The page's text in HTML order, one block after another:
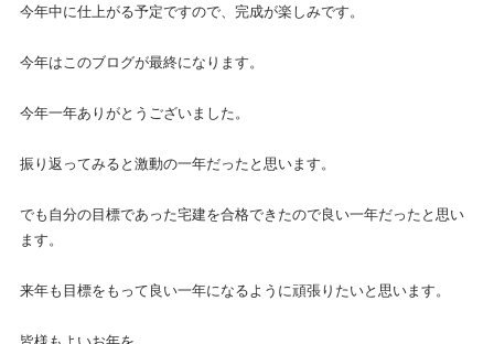
今年中に仕上がる予定ですので、完成が楽しみです。
今年はこのブログが最終になります。
今年一年ありがとうございました。
振り返ってみると激動の一年だったと思います。
でも自分の目標であった宅建を合格できたので良い一年だったと思い
ます。
来年も目標をもって良い一年になるように頑張りたいと思います。